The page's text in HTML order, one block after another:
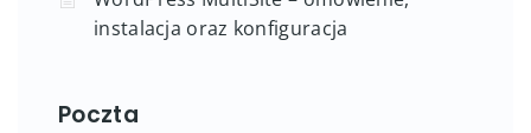
instalacja oraz konfiguracja
Poczta